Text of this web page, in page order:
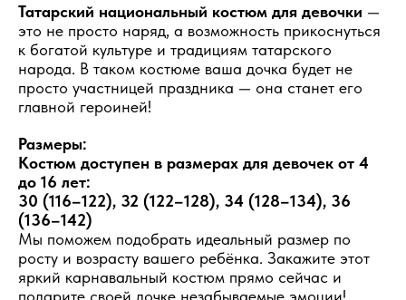
Татарский национальный костюм для девочки —
это не просто наряд, а возможность прикоснуться
к богатой культуре и традициям татарского
народа. В таком костюме ваша дочка будет не
просто участницей праздника — она станет его
главной героиней!
Размеры:
Костюм доступен в размерах для девочек от 4
до 16 лет:
30 (116–122), 32 (122–128), 34 (128–134), 36
(136–142)
Мы поможем подобрать идеальный размер по
росту и возрасту вашего ребёнка. Закажите этот
яркий карнавальный костюм прямо сейчас и
подарите своей дочке незабываемые эмоции!